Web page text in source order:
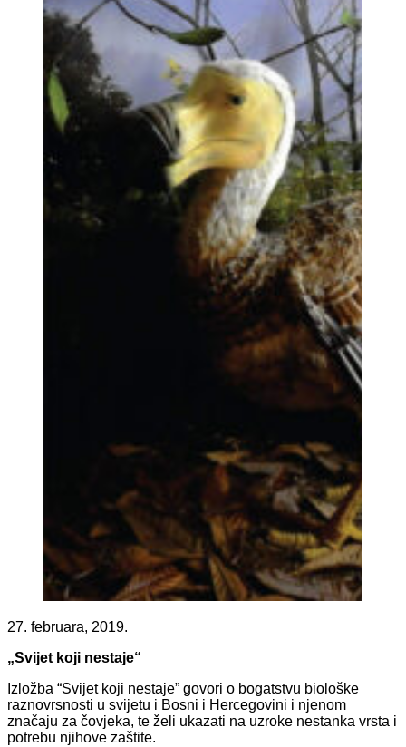
27. februara, 2019.
„Svijet koji nestaje“
Izložba “Svijet koji nestaje” govori o bogatstvu biološke
raznovrsnosti u svijetu i Bosni i Hercegovini i njenom
značaju za čovjeka, te želi ukazati na uzroke nestanka vrsta i
potrebu njihove zaštite.